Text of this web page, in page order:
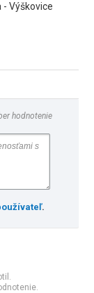
- Výškovice
hodnotenie
.